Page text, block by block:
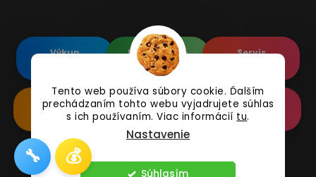
Tento web používa súbory cookie. Ďalším
prechádzaním tohto webu vyjadrujete súhlas
s ich používaním. Viac informácií tu.
Nastavenie
Súhlasím
Výkup
Renovované
Apple's
Servis
Renovované
Samsung's
Doplnkové
Príslušenstvo
Online
Reklamácia
Copyright 2026 iguru.sk. Všetky práva vyhradené.
🔧 💰